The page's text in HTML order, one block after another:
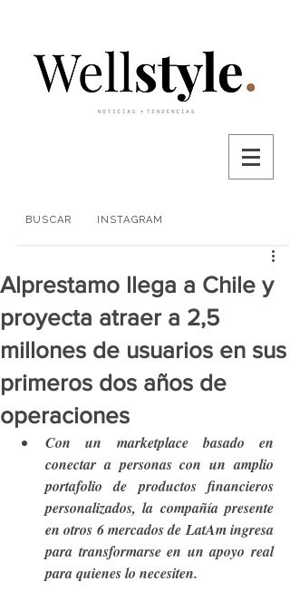
BUSCAR INSTAGRAM
Alprestamo llega a Chile y
proyecta atraer a 2,5
millones de usuarios en sus
primeros dos años de
operaciones
Con un marketplace basado en
conectar a personas con un amplio
portafolio de productos financieros
personalizados, la compañía presente
en otros 6 mercados de LatAm ingresa
para transformarse en un apoyo real
para quienes lo necesiten.